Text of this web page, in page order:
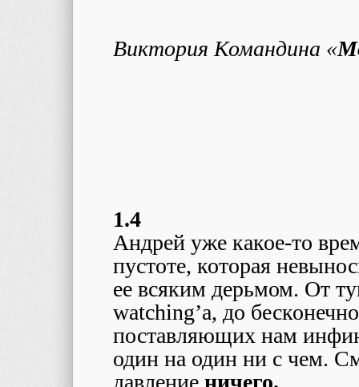
Виктория Командина «
1.4
Андрей уже какое-то
пустоте, которая
ее всяким дерьмом. От
watching’a, до
поставляющих нам
один на один ни с чем.
давление ничего.